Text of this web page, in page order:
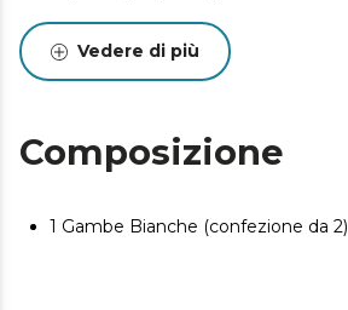
Vedere di più
Composizione
1 Gambe Bianche (confezione da 2)